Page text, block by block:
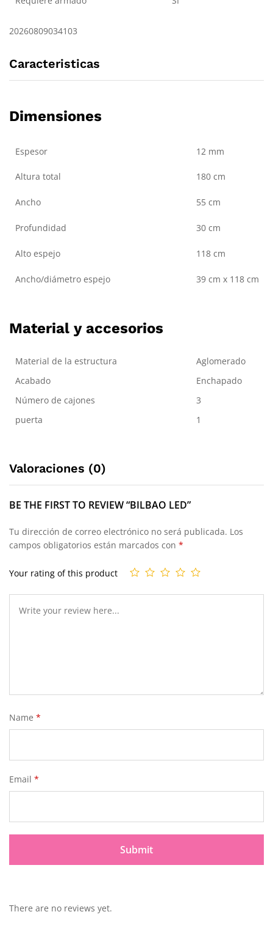
20260809034103
Caracteristicas
Dimensiones
Espesor 12 mm
Altura total 180 cm
Ancho 55 cm
Profundidad 30 cm
Alto espejo 118 cm
Ancho/diámetro espejo 39 cm x 118 cm
Material y accesorios
Material de la estructura
Aglomerado
Acabado
Enchapado
Número de cajones
3
puerta
1
Valoraciones (0)
BE THE FIRST TO REVIEW “BILBAO LED”
Tu dirección de correo electrónico no será publicada. Los
campos obligatorios están marcados con *
Your rating of this product
Name *
Email *
There are no reviews yet.